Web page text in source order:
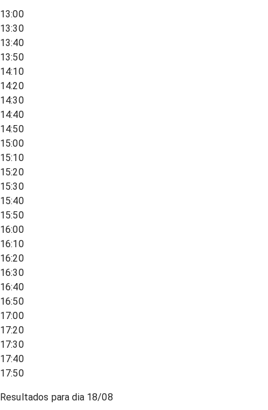
13:00
13:30
13:40
13:50
14:10
14:20
14:30
14:40
14:50
15:00
15:10
15:20
15:30
15:40
15:50
16:00
16:10
16:20
16:30
16:40
16:50
17:00
17:20
17:30
17:40
17:50
Resultados para dia 18/08